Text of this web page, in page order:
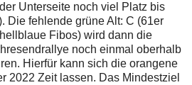
Unterseite noch viel Platz bis
Die fehlende grüne Alt: C (61er
Fibos) wird dann die
noch einmal oberhalb
Hierfür kann sich die orangene
2022 Zeit lassen. Das Mindestziel